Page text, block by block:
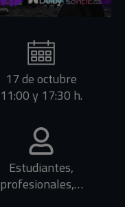
17 de octubre
11:00 y 17:30 h.
Estudiantes,
profesionales,…